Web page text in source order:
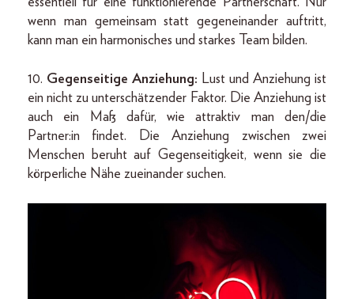
wenn man gemeinsam statt gegeneinander auftritt,
kann man ein harmonisches und starkes Team bilden.
10. Gegenseitige Anziehung: Lust und Anziehung ist
ein nicht zu unterschätzender Faktor. Die Anziehung ist
auch ein Maß dafür, wie attraktiv man den/die
Partner:in findet. Die Anziehung zwischen zwei
Menschen beruht auf Gegenseitigkeit, wenn sie die
körperliche Nähe zueinander suchen.